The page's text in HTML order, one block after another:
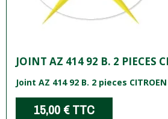
JOINT AZ 414 92 B. 2 PIECES
Joint AZ 414 92 B. 2 pieces CITROEN
15,00 €TTC